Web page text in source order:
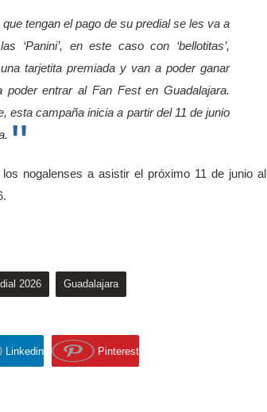
tengan el pago de su predial se les va a
‘Panini’, en este caso con ‘bellotitas’,
tarjetita premiada y van a poder ganar
entrar al Fan Fest en Guadalajara.
esta campaña inicia a partir del 11 de junio
nogalenses a asistir el próximo 11 de junio al
2026 Guadalajara
Linkedin Pinterest